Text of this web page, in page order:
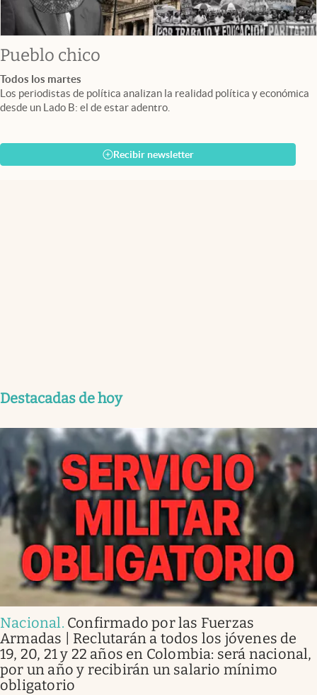
Pueblo chico
Todos los martes
Los periodistas de política analizan la realidad política y económica
desde un Lado B: el de estar adentro.
Recibir newsletter
Destacadas de hoy
Nacional. Confirmado por las Fuerzas
Armadas | Reclutarán a todos los jóvenes de
19, 20, 21 y 22 años en Colombia: será nacional,
por un año y recibirán un salario mínimo
obligatorio